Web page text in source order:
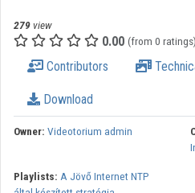
Categories
279 view
0.00 (from 0 ratings)
Contributors
Download
Owner: Videotorium admin
Playlists: A Jövő Internet NTP